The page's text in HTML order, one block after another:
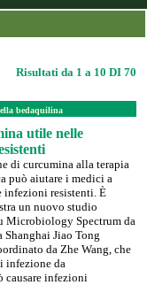
Risultati da 1 a 10 DI 70
bedaquilina
utile nelle
di curcumina alla terapia
può aiutare i medici a
infezioni resistenti. È
un nuovo studio
Microbiology Spectrum da
Shanghai Jiao Tong
da Zhe Wang, che
infezione da
causare infezioni